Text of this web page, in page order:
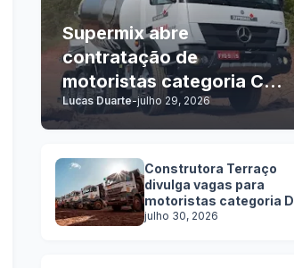
Supermix abre
contratação de
motoristas categoria C, D
e E
Lucas Duarte-julho 29, 2026
Construtora Terraço
divulga vagas para
motoristas categoria D
julho 30, 2026